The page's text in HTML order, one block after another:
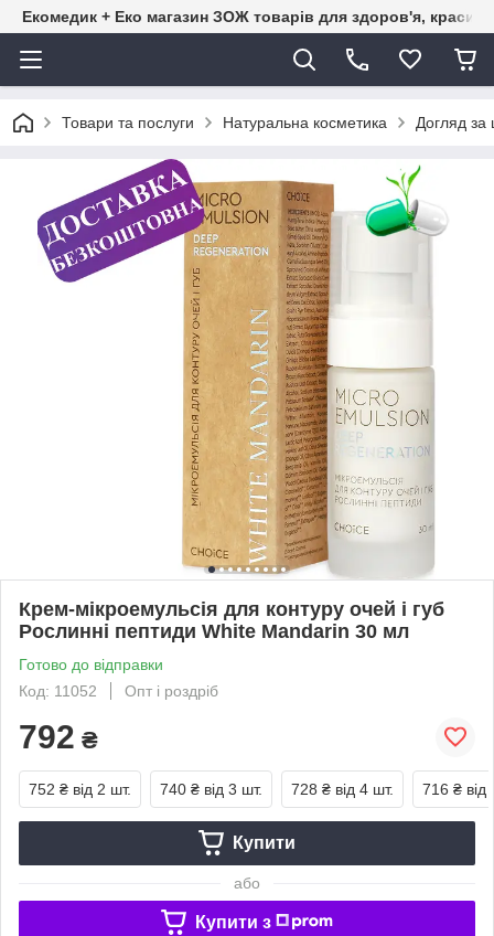
Екомедик + Еко магазин ЗОЖ товарів для здоров'я, краси
Товари та послуги Натуральна косметика Догляд за
Крем-мікроемульсія для контуру очей і губ
Рослинні пептиди White Mandarin 30 мл
Готово до відправки
Код: 11052
Опт і роздріб
792 ₴
752 ₴ від 2 шт. 740 ₴ від 3 шт. 728 ₴ від 4 шт. 716 ₴ від
Купити
або
Купити з